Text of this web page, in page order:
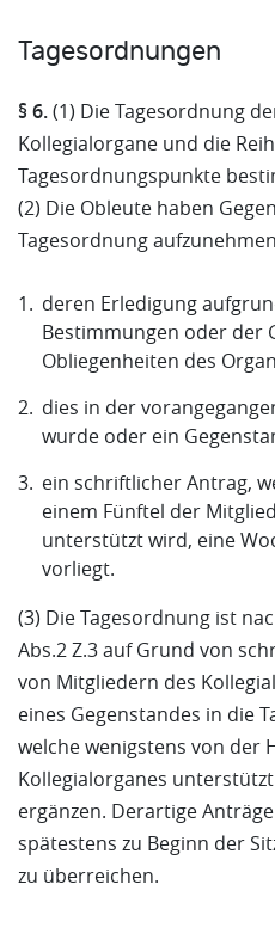
Tagesordnungen
§ 6.(1) Die Tagesordnung
Kollegialorgane und die
Tagesordnungspunkte
(2) Die Obleute haben
Tagesordnung
deren Erledigung
Bestimmungen oder der
Obliegenheiten des
dies in der
wurde oder ein
ein schriftlicher Antrag,
einem Fünftel der
unterstützt wird, eine
vorliegt.
(3) Die Tagesordnung ist
Abs.2 Z.3 auf Grund von
von Mitgliedern des
eines Gegenstandes in die
welche wenigstens von der
Kollegialorganes
ergänzen. Derartige
spätestens zu Beginn der
zu überreichen.